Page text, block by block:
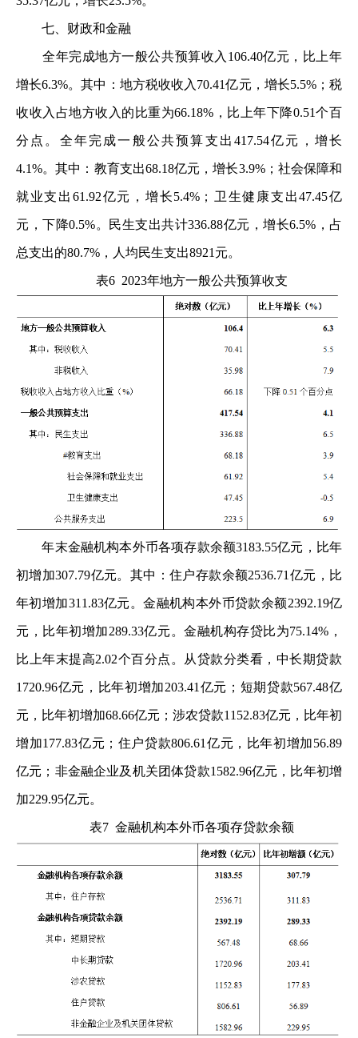
七、财政和金融
全年完成地方一般公共预算收入106.40亿元，比上年
增长6.3%。其中：地方税收收入70.41亿元，增长5.5%；税
收收入占地方收入的比重为66.18%，比上年下降0.51个百
分点。全年完成一般公共预算支出417.54亿元，增长
4.1%。其中：教育支出68.18亿元，增长3.9%；社会保障和
就业支出61.92亿元，增长5.4%；卫生健康支出47.45亿
元，下降0.5%。民生支出共计336.88亿元，增长6.5%，占
总支出的80.7%，人均民生支出8921元。
表6 2023年地方一般公共预算收支
年末金融机构本外币各项存款余额3183.55亿元，比年
初增加307.79亿元。其中：住户存款余额2536.71亿元，比
年初增加311.83亿元。金融机构本外币贷款余额2392.19亿
元，比年初增加289.33亿元。金融机构存贷比为75.14%，
比上年末提高2.02个百分点。从贷款分类看，中长期贷款
1720.96亿元，比年初增加203.41亿元；短期贷款567.48亿
元，比年初增加68.66亿元；涉农贷款1152.83亿元，比年初
增加177.83亿元；住户贷款806.61亿元，比年初增加56.89
亿元；非金融企业及机关团体贷款1582.96亿元，比年初增
加229.95亿元。
表7 金融机构本外币各项存贷款余额